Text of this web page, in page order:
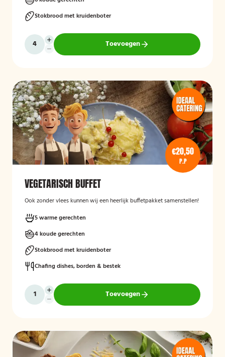
Stokbrood met kruidenboter
Toevoegen
€20,50
P.P
VEGETARISCH BUFFET
Ook zonder vlees kunnen wij een heerlijk buffetpakket samenstellen!
5 warme gerechten
4 koude gerechten
Stokbrood met kruidenboter
Chafing dishes, borden & bestek
Toevoegen